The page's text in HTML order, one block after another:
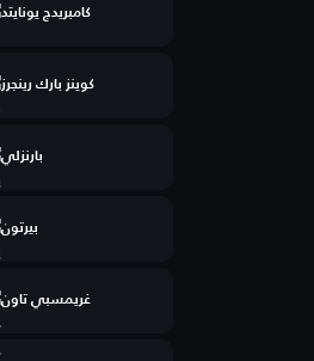
كامبريدج يونايتد
كوينز بارك رينجرز
بارنزلي
بيرتون
غريمسبي تاون